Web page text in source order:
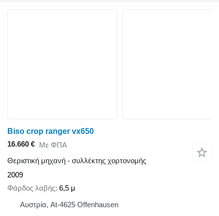
Biso crop ranger vx650
16.660 € Με ΦΠΑ
Θεριστική μηχανή - συλλέκτης χορτονομής
2009
Φάρδος λαβής 6,5 μ
Αυστρία, At-4625 Offenhausen